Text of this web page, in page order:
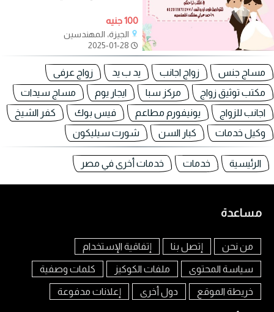
100 جنيه
الجيزة، المهندسين
مساج جنس زواج اجانب يد ب يد
زواج عرفى
مكتب توثيق زواج
مركز سبا ايجار يوم
مساج سيدات
اجانب للزواج
يونيفورم مطاعم فيس بوك
كفر الشيخ
وكيل خدمات
كبار السن شورت سيليكون
الرئيسية خدمات خدمات أخرى في مصر
مساعدة
من نحن إتصل بنا إتفاقية الإستخدام
سياسة المحتوى ملفات الكوكيز كلمات وصفية
خريطة الموقع دول أخرى إعلانات مدفوعة